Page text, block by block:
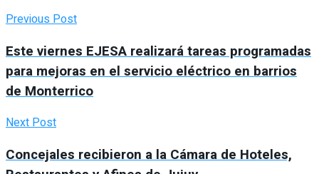
Previous Post
Este viernes EJESA realizará tareas programadas
para mejoras en el servicio eléctrico en barrios
de Monterrico
Next Post
Concejales recibieron a la Cámara de Hoteles,